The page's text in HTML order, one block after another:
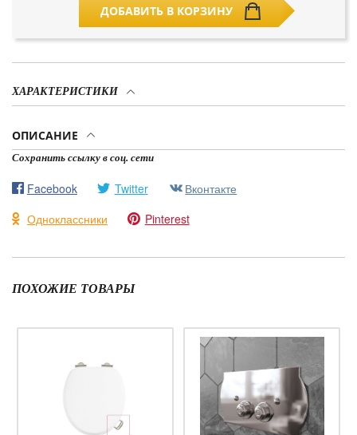
ДОБАВИТЬ В КОРЗИНУ
ХАРАКТЕРИСТИКИ
ОПИСАНИЕ
Сохранить ссылку в соц. сети
Facebook Twitter
Вконтакте
Одноклассники
Pinterest
ПОХОЖИЕ ТОВАРЫ